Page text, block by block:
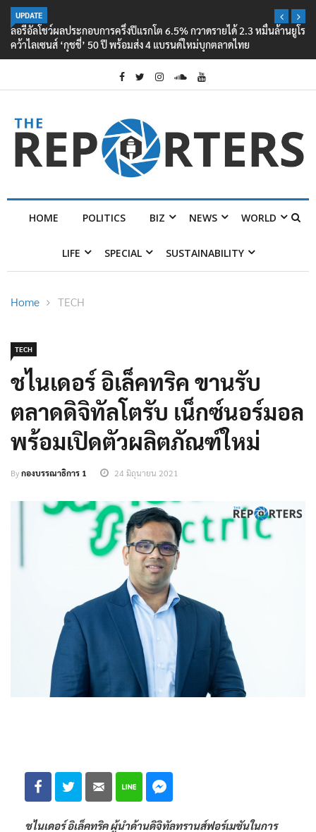
UPDATE
ลอรีอัลโชว์ผลประกอบการครึ่งปีแรกโต 6.5% กวาดรายได้ 2.3 หมื่นล้านยูโร
คว้าไลเซนส์ ‘กุชชี่’ 50 ปี พร้อมส่ง 4 แบรนด์ใหม่บุกตลาดไทย
HOME POLITICS BIZ NEWS WORLD
LIFE SPECIAL SUSTAINABILITY
Home TECH
TECH
ชไนเดอร์ อิเล็คทริค ขานรับ
ตลาดดิจิทัลโตรับ เน็กซ์นอร์มอล
พร้อมเปิดตัวผลิตภัณฑ์ใหม่
Byกองบรรณาธิการ 1 24 มิถุนายน 2021
ชไนเดอร์อิเล็คทริคผู้นำด้านดิจิทัลทรานส์ฟอร์เมชันในการ